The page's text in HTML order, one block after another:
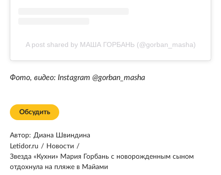
A post shared by МАША ГОРБАНЬ (@gorban_masha)
Фото, видео: Instagram @gorban_masha
Обсудить
Автор: Диана Швиндина
Letidor.ru / Новости /
Звезда «Кухни» Мария Горбань с новорожденным сыном
отдохнула на пляже в Майами